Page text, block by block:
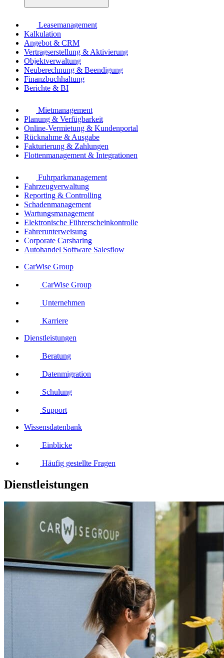
Leasemanagement
Kalkulation
Angebot & CRM
Vertragserstellung & Aktivierung
Objektverwaltung
Neuberechnung & Beendigung
Finanzbuchhaltung
Berichte & BI
Mietmanagement
Planung & Verfügbarkeit
Online-Vermietung & Kundenportal
Rücknahme & Ausgabe
Fakturierung & Zahlungen
Flottenmanagement & Integrationen
Fuhrparkmanagement
Fahrzeugverwaltung
Reporting & Controlling
Schadenmanagement
Wartungsmanagement
Elektronische Führerscheinkontrolle
Fahrerunterweisung
Corporate Carsharing
Autohandel Software Salesflow
CarWise Group
CarWise Group
Unternehmen
Karriere
Dienstleistungen
Beratung
Datenmigration
Schulung
Support
Wissensdatenbank
Einblicke
Häufig gestellte Fragen
Dienstleistungen